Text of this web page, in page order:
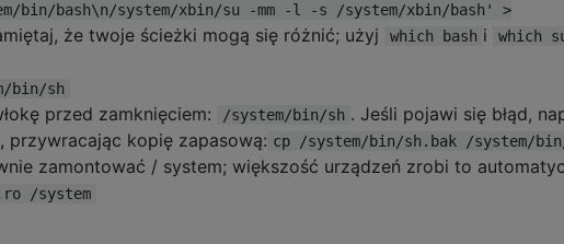
bin/bash\n/system/xbin/su -mm -l -s /system/xbin/bash' >
że twoje ścieżki mogą się różnić; użyj which bash i which
bin/sh
przed zamknięciem: /system/bin/sh . Jeśli pojawi się błąd,
przywracając kopię zapasową: cp /system/bin/sh.bak /system/
zamontować / system; większość urządzeń zrobi to
/system